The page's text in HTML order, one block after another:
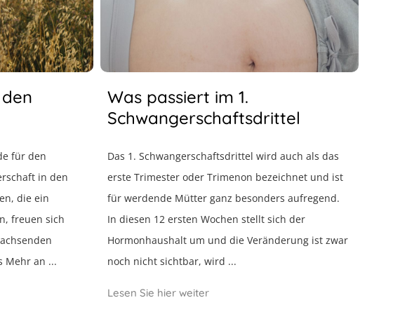
für den
in den
die ein
freuen sich
Mehr an ...
Was passiert im 1.
Schwangerschaftsdrittel
Das 1. Schwangerschaftsdrittel wird auch als das
erste Trimester oder Trimenon bezeichnet und ist
für werdende Mütter ganz besonders aufregend.
In diesen 12 ersten Wochen stellt sich der
Hormonhaushalt um und die Veränderung ist zwar
noch nicht sichtbar, wird ...
Lesen Sie hier weiter